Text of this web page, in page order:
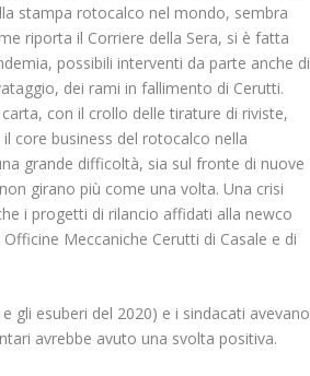
stampa rotocalco nel mondo, sembra
riporta il Corriere della Sera, si è fatta
possibili interventi da parte anche di
dei rami in fallimento di Cerutti.
con il crollo delle tirature di riviste,
core business del rotocalco nella
grande difficoltà, sia sul fronte di nuove
girano più come una volta. Una crisi
i progetti di rilancio affidati alla newco
Meccaniche Cerutti di Casale e di
gli esuberi del 2020) e i sindacati avevano
avrebbe avuto una svolta positiva.